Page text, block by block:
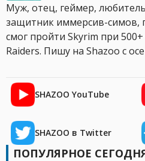
Муж, отец, геймер,
защитник иммерсив-симов,
смог пройти Skyrim при
Raiders. Пишу на Shazoo с
SHAZOO YouTube
SHAZOO в Twitter
ПОПУЛЯРНОЕ